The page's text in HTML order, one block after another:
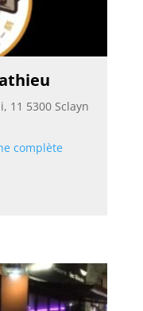
11 5300 Sclayn
complète